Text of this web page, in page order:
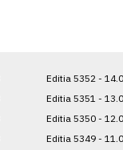
Editia 5352 -
Editia 5351 -
Editia 5350 -
Editia 5349 -